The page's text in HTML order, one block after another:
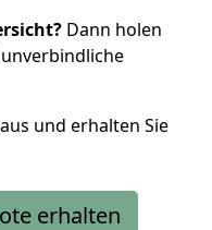
Dann holen
und erhalten Sie
erhalten